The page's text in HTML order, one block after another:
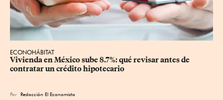
ECONOHÁBITAT
Vivienda en México sube 8.7%: qué revisar antes de
contratar un crédito hipotecario
Por Redacción El Economista